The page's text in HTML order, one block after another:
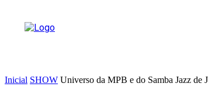
Inicial SHOW Universo da MPB e do Samba Jazz de